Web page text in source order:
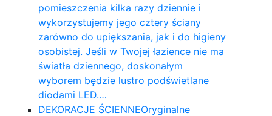
pomieszczenia kilka razy dziennie i
wykorzystujemy jego cztery ściany
zarówno do upiększania, jak i do higieny
osobistej. Jeśli w Twojej łazience nie ma
światła dziennego, doskonałym
wyborem będzie lustro podświetlane
diodami LED.…
DEKORACJE ŚCIENNEOryginalne